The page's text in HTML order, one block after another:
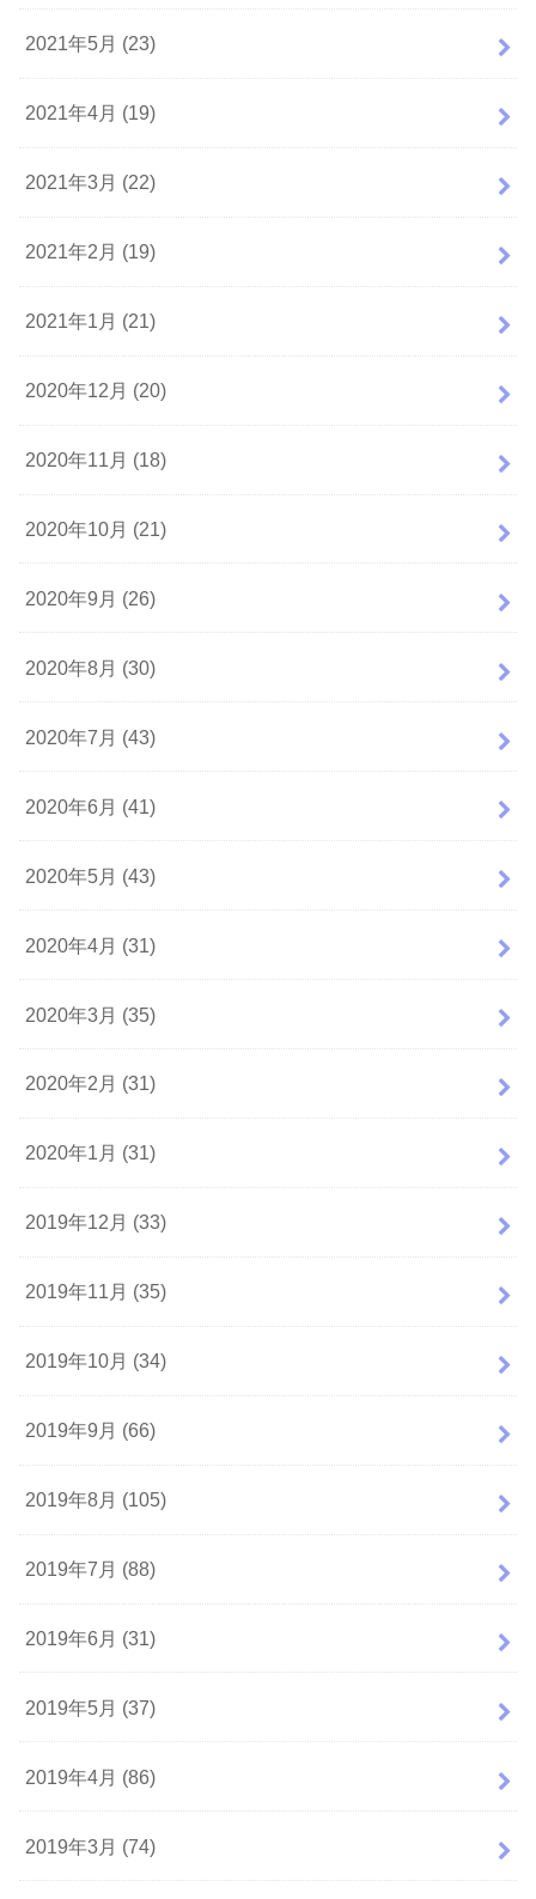
2021年5月 (23)
2021年4月 (19)
2021年3月 (22)
2021年2月 (19)
2021年1月 (21)
2020年12月 (20)
2020年11月 (18)
2020年10月 (21)
2020年9月 (26)
2020年8月 (30)
2020年7月 (43)
2020年6月 (41)
2020年5月 (43)
2020年4月 (31)
2020年3月 (35)
2020年2月 (31)
2020年1月 (31)
2019年12月 (33)
2019年11月 (35)
2019年10月 (34)
2019年9月 (66)
2019年8月 (105)
2019年7月 (88)
2019年6月 (31)
2019年5月 (37)
2019年4月 (86)
2019年3月 (74)